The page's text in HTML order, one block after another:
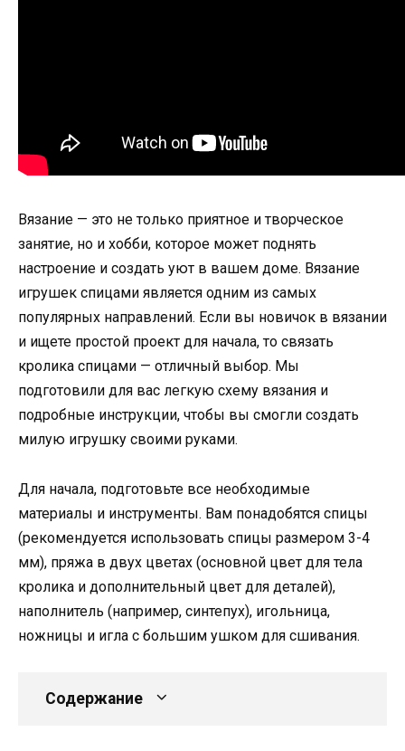
Вязание — это не только приятное и творческое
занятие, но и хобби, которое может поднять
настроение и создать уют в вашем доме. Вязание
игрушек спицами является одним из самых
популярных направлений. Если вы новичок в вязании
и ищете простой проект для начала, то связать
кролика спицами — отличный выбор. Мы
подготовили для вас легкую схему вязания и
подробные инструкции, чтобы вы смогли создать
милую игрушку своими руками.
Для начала, подготовьте все необходимые
материалы и инструменты. Вам понадобятся спицы
(рекомендуется использовать спицы размером 3-4
мм), пряжа в двух цветах (основной цвет для тела
кролика и дополнительный цвет для деталей),
наполнитель (например, синтепух), игольница,
ножницы и игла с большим ушком для сшивания.
Содержание